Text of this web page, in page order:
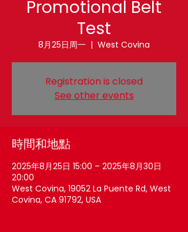
Promotional Belt
Test
8月25日周一
  |
West Covina
Registration is closed
See other events
時間和地點
2025年8月25日 15:00 – 2025年8月30日
20:00
West Covina, 19052 La Puente Rd, West
Covina, CA 91792, USA